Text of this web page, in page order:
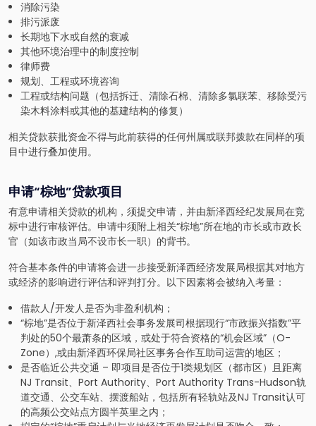
消除污染
排污派废
长期地下水或自然的衰减
其他环境治理中的制度控制
律师费
规划、工程或环境咨询
工程或结构问题（包括拆迁、清除石棉、清除多氯联苯、移除受污
染木料涂料或其他的基建结构的修复）
相关贷款获批资金不得与此前获得的任何州属或联邦拨款在同样的项
目中进行叠加使用。
申请“棕地”贷款项目
有意申请相关贷款的机构，须提交申请，并由新泽西经纪发展局在竞
标中进行审核评估。申请中须附上相关“棕地”所在地的市长或市政长
官（如该市政当局不设市长一职）的背书。
符合基本条件的申请将会进一步接受新泽西经济发展局根据其对地方
或经济的影响进行评估和评判打分。以下因素将会被纳入考量：
借款人/开发人是否为非盈利机构；
“棕地”是否位于新泽西社会事务发展司根据现行“市政振兴指数”平
判处的50个最萧条的区域，或处于符合资格的“机会区域”（O-
Zone）,或由新泽西环保局社区事务合作互助司运营的地区；
是否临近公共交通 – 即项目是否位于1类规划区（都市区）且距离
NJ Transit、Port Authority、Port Authority Trans-Hudson轨
道交通、公交车站、摆渡船站，包括所有轻轨站及NJ Transit认可
的高频公交站点方圆半英里之内；